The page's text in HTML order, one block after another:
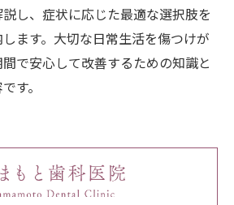
し、症状に応じた最適な選択肢を
ます。大切な日常生活を傷つけが
で安心して改善するための知識と
す。